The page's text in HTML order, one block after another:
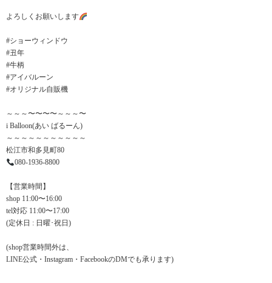
よろしくお願いします
#ショーウィンドウ
#丑年
#牛柄
#アイバルーン
#オリジナル自販機
～～～〜〜〜〜～～～〜
i Balloon(あい ばるーん)
～～～～～～～～～～～
松江市和多見町80
080-1936-8800
【営業時間】
shop 11:00〜16:00
tel対応 11:00〜17:00
(定休日 : 日曜･祝日)
(shop営業時間外は、
LINE公式・Instagram・FacebookのDMでも承ります)